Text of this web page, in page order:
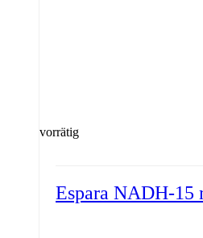
vorrätig
Espara NADH-15